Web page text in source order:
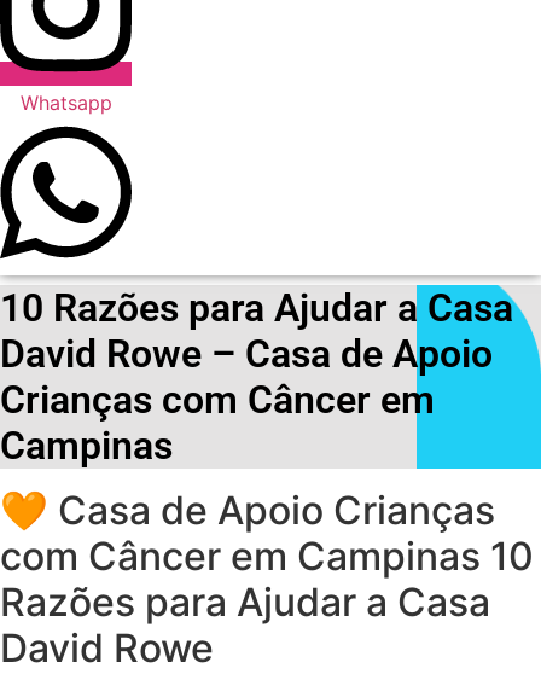
Whatsapp
10 Razões para Ajudar a Casa
David Rowe – Casa de Apoio
Crianças com Câncer em
Campinas
🧡 Casa de Apoio Crianças
com Câncer em Campinas 10
Razões para Ajudar a Casa
David Rowe